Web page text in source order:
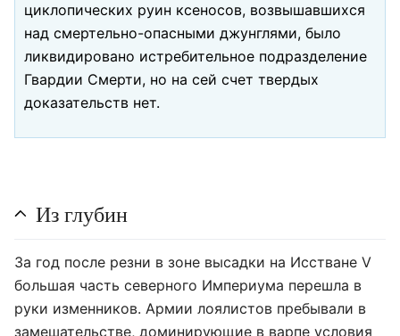
циклопических руин ксеносов, возвышавшихся
над смертельно-опасными джунглями, было
ликвидировано истребительное подразделение
Гвардии Смерти, но на сей счет твердых
доказательств нет.
Из глубин
За год после резни в зоне высадки на Исстване V
большая часть северного Империума перешла в
руки изменников. Армии лоялистов пребывали в
замешательстве, доминирующие в варпе условия